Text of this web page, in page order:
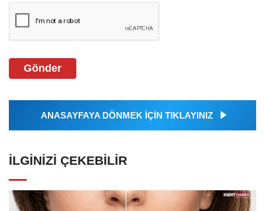
Gönder
ANASAYFAYA DÖNMEK İÇİN TIKLAYINIZ
İLGINIZI ÇEKEBILIR